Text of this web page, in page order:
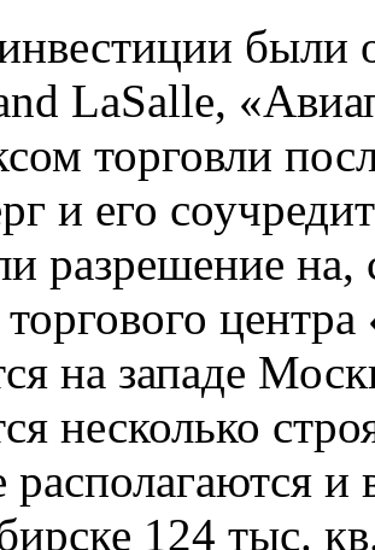
были
LaSalle,
торговли
и его
разрешение на,
на западе
несколько
располагаются
124 тыс.